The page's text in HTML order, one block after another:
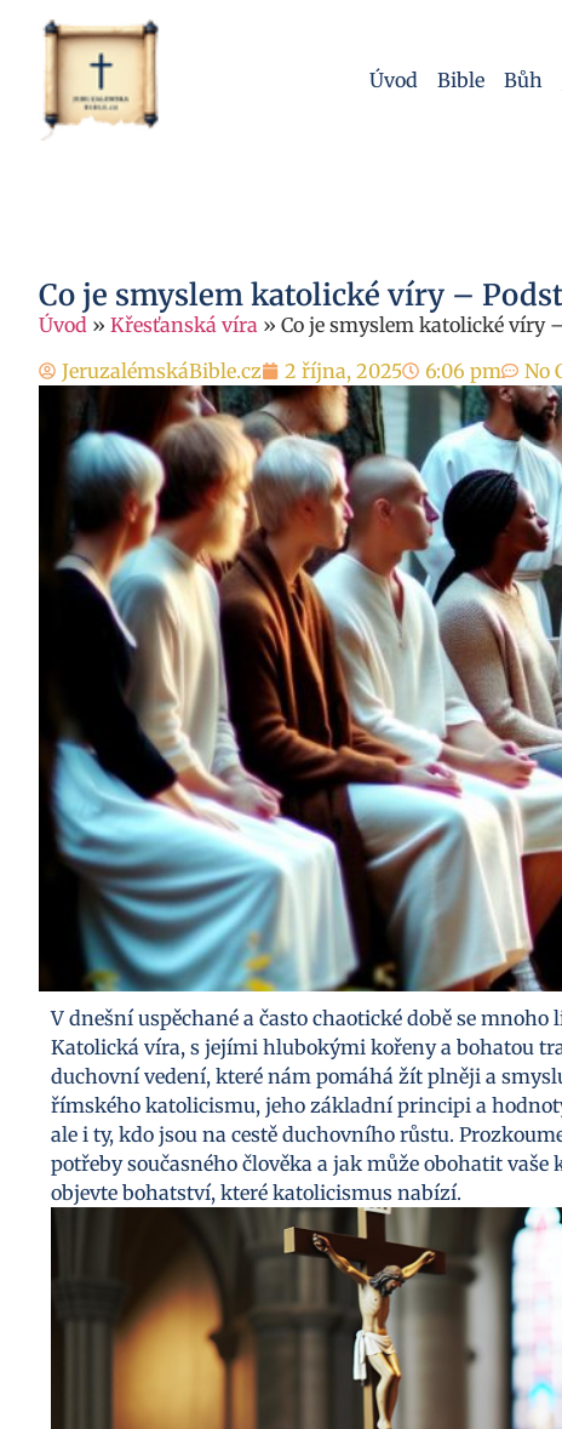
Úvod Bible Bůh
Co je smyslem katolické víry –
Úvod » Křesťanská víra » Co je smyslem katolické víry
JeruzalémskáBible.cz
2 října, 2025 6:06 pm No
V dnešní uspěchané a často chaotické době se
Katolická víra, s jejími hlubokými kořeny a bohatou
duchovní vedení, které nám pomáhá žít plněji a
římského katolicismu, jeho základní principi a
ale i ty, kdo jsou na cestě duchovního růstu.
potřeby současného člověka a jak může obohatit
objevte bohatství, které katolicismus nabízí.